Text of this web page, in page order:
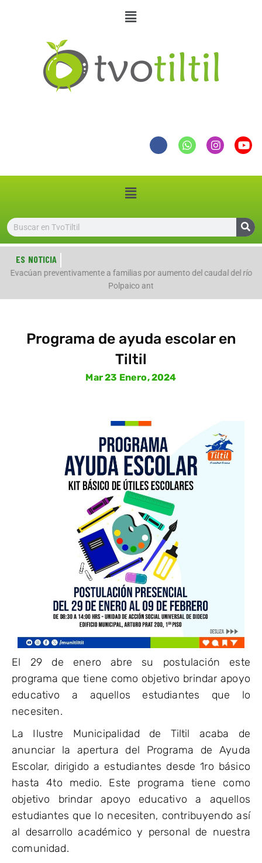
ES NOTICIA
Evacúan preventivamente a familias por aumento del caudal del río
Polpaico ant
Programa de ayuda escolar en
Tiltil
Mar 23 Enero, 2024
El 29 de enero abre su postulación este
programa que tiene como objetivo brindar apoyo
educativo a aquellos estudiantes que lo
necesiten.
La Ilustre Municipalidad de Tiltil acaba de
anunciar la apertura del Programa de Ayuda
Escolar, dirigido a estudiantes desde 1ro básico
hasta 4to medio. Este programa tiene como
objetivo brindar apoyo educativo a aquellos
estudiantes que lo necesiten, contribuyendo así
al desarrollo académico y personal de nuestra
comunidad.